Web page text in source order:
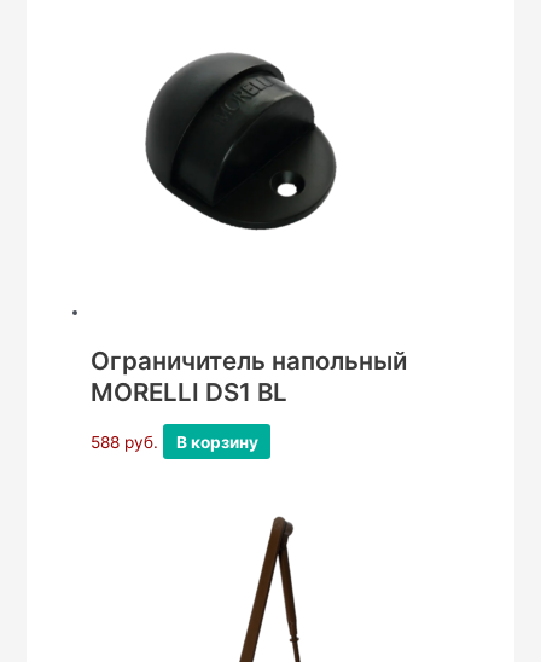
Ограничитель напольный
MORELLI DS1 BL
588 руб. В корзину